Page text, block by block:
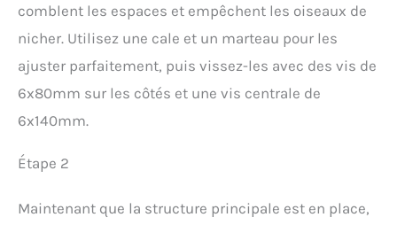
comblent les espaces et empêchent les oiseaux de
nicher. Utilisez une cale et un marteau pour les
ajuster parfaitement, puis vissez-les avec des vis de
6x80mm sur les côtés et une vis centrale de
6x140mm.
Étape 2
Maintenant que la structure principale est en place,